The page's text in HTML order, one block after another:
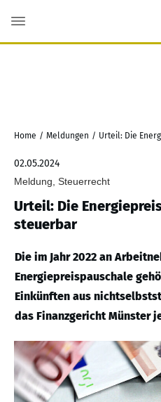
Home / Meldungen /
02.05.2024
Meldung, Steuerrecht
Urteil: Die
steuerbar
Die im Jahr 2022 an
Energiepreispauschale
Einkünften aus
das Finanzgericht Münster